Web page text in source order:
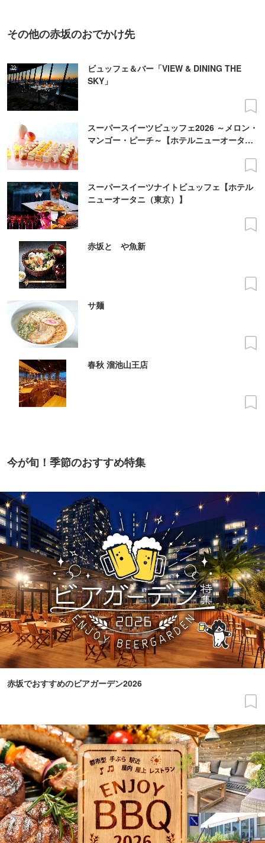
その他の赤坂のおでかけ先
ビュッフェ＆バー「VIEW & DINING THE
SKY」
スーパースイーツビュッフェ2026 ～メロン・
マンゴー・ピーチ～【ホテルニューオータニ
スーパースイーツナイトビュッフェ【ホテル
ニューオータニ（東京）】
赤坂とゝや魚新
サ麺
春秋 溜池山王店
今が旬！季節のおすすめ特集
赤坂でおすすめのビアガーデン2026